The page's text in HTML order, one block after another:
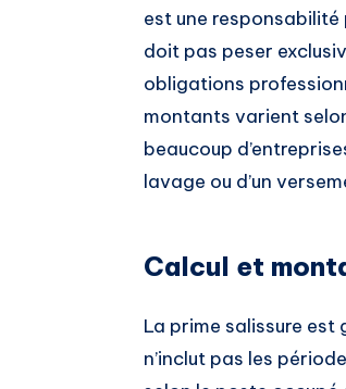
est une responsabilité
doit pas peser
obligations
montants varient
beaucoup
lavage ou d’un
Calcul et
La prime salissure
n’inclut pas les